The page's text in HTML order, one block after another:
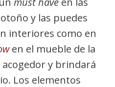
y las puedes
interiores como en
en el mueble de la
y brindará
Los elementos